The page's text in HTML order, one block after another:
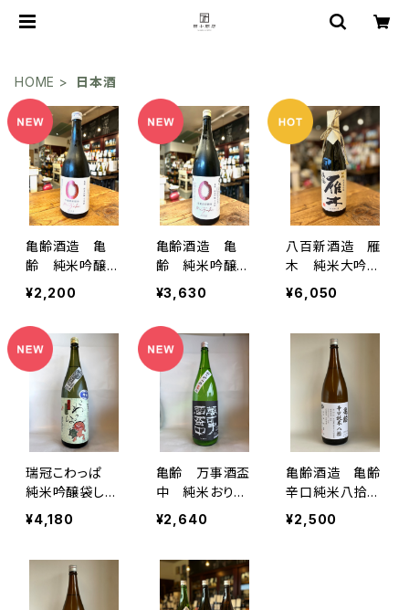
HOME 日本酒
亀齢酒造 亀
齢 純米吟醸
千本錦 みが
き 全量原形精
米 2026年醸
造 720ml
¥2,200
亀齢酒造 亀
齢 純米吟醸
千本錦 みが
き 全量原形精
米 2026年醸
造 1800ml
¥3,630
八百新酒造 雁
木 純米大吟
醸 鶺鴒 202
5年醸造 720
¥6,050
瑞冠こわっぱ
純米吟醸袋しぼ
り しずく生酒1,
800ml
¥4,180
亀齢 万事酒盃
中 純米おりが
らみ新酒生酒
¥2,640
亀齢酒造 亀齢
辛口純米八拾
生 2025年醸
造 1800ml 2
¥2,500